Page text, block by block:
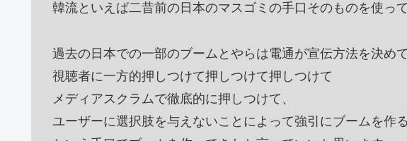
韓流といえば二昔前の日本のマスゴミの手口そのものを使って
過去の日本での一部のブームとやらは電通が宣伝方法を決めて
視聴者に一方的押しつけて押しつけて押しつけて
メディアスクラムで徹底的に押しつけて、
ユーザーに選択肢を与えないことによって強引にブームを作る